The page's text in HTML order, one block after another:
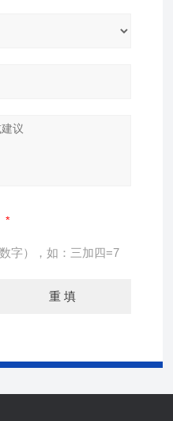
字），如：三加四=7